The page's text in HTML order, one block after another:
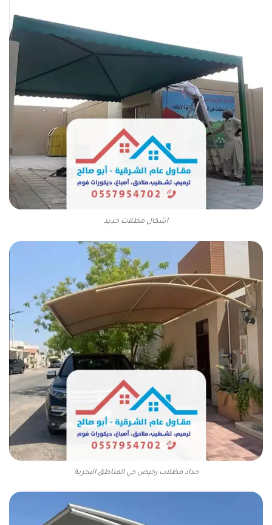
اشكال مظلات حديد
حداد مظلات رخيص حي المناطق البحرية